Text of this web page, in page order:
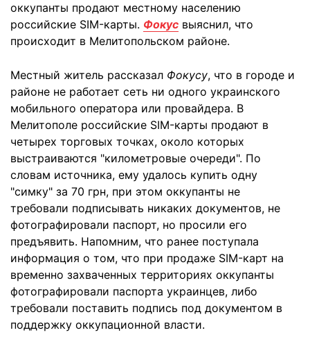
оккупанты продают местному населению
российские SIM-карты. Фокус выяснил, что
происходит в Мелитопольском районе.
Местный житель рассказал Фокусу, что в городе и
районе не работает сеть ни одного украинского
мобильного оператора или провайдера. В
Мелитополе российские SIM-карты продают в
четырех торговых точках, около которых
выстраиваются "километровые очереди". По
словам источника, ему удалось купить одну
"симку" за 70 грн, при этом оккупанты не
требовали подписывать никаких документов, не
фотографировали паспорт, но просили его
предъявить. Напомним, что ранее поступала
информация о том, что при продаже SIM-карт на
временно захваченных территориях оккупанты
фотографировали паспорта украинцев, либо
требовали поставить подпись под документом в
поддержку оккупационной власти.